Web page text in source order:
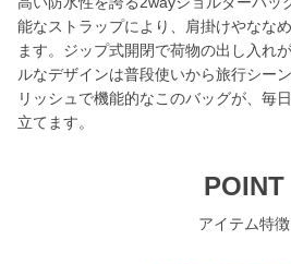
能なストラップにより、肩掛けやなな
ます。ジップ式開閉で荷物の出し入れ
ルなデザインは普段使いから旅行シー
リッシュで機能的なこのバッグが、毎
立てます。
POINT
アイテム特徴